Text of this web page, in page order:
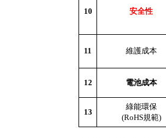
10 安全性
11 維護成本
12 電池成本
13
綠能環保
(RoHS規範)